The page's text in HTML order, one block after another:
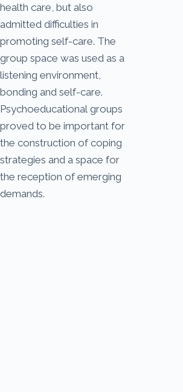
health care, but also
admitted difficulties in
promoting self-care. The
group space was used as a
listening environment,
bonding and self-care.
Psychoeducational groups
proved to be important for
the construction of coping
strategies and a space for
the reception of emerging
demands.